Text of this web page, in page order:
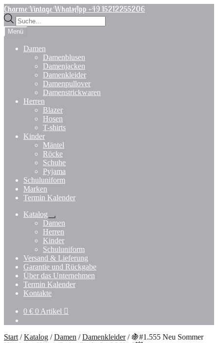
Zur
Navigation
springen
Zum
Inhalt
springen
Charme Vintage WhatsApp +49 15212255206
Products
search
Menü
Damen
Damenblusen
Damenjacken
Damenkleider
Damenpullover
Damenstrickwaren
Herren
Blazer
Hosen
T-shirts
Kinder
Mäntel
Röcke
Schuhe
Pyjama
Schuluniform
Marken
Termin Kalender
Katalog
Untermenü
öffnen
Damen
Herren
Kinder
Schuluniform
Versand & Lieferung
Garantie und Rückgabe
Über das Unternehmen
Termin Kalender
Kontakte
0 € 0 Artikel
Start /Katalog /Damen /Damenkleider/ 🍇#1.555 Neu Sommer